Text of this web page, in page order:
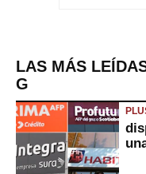
LAS MÁS
G